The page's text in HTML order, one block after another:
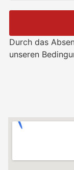
Durch das
unseren